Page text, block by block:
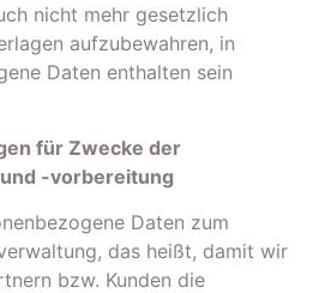
nicht mehr gesetzlich
aufzubewahren, in
Daten enthalten sein
für Zwecke der
-vorbereitung
Daten zum
das heißt, damit wir
bzw. Kunden die